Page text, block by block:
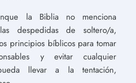
la Biblia no menciona
despedidas de soltero/a,
principios bíblicos para tomar
y evitar cualquier
llevar a la tentación,